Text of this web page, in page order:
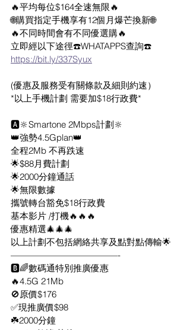
🔥平均每位$164全速無限🔥
🌐購買指定手機享有12個月爆芒換新🌐
🔥不同時間會有不同優選購🔥
立即經以下途徑☎️WHATAPPS查詢☎️
https://bit.ly/337Syux
(優惠及服務受有關條款及細則約速）
*以上手機計劃 需要加$18行政費*
🅰️🔆Smartone 2Mbps計劃🔆
👑強勢4.5Gplan👑
全程2Mb 不再跌速
🌟$88月費計劃
🌟2000分鐘通話
🌟無限數據
攜號轉台豁免$18行政費
基本影片 /打機🔥🔥🔥
優惠精選🎄🎄🎄
以上計劃不包括網絡共享及點對點傳輸🌟
————————————-
🅱️🌈數碼通特別推廣優惠
🔥4.5G 21Mb
🚫原價$176
✅現推廣價$98
☘️2000分鐘